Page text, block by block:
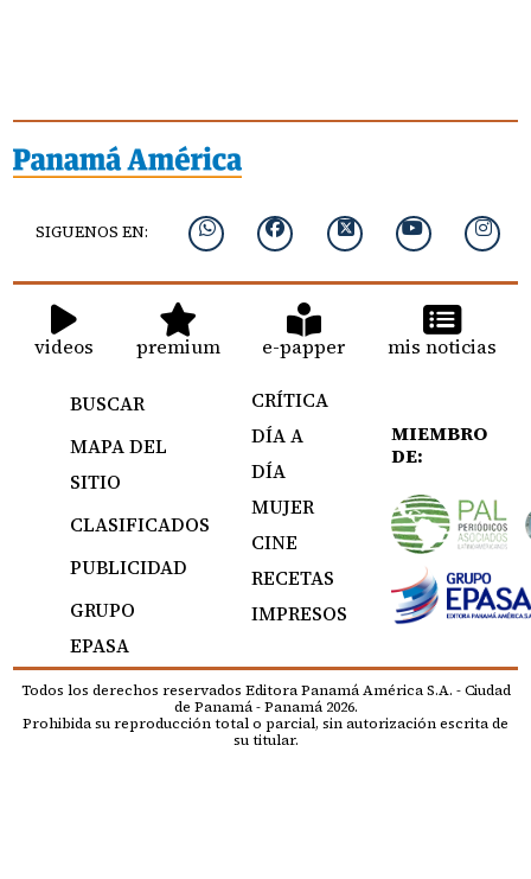
SIGUENOS EN:
videos premium e-papper mis noticias
BUSCAR
MAPA DEL
SITIO
CLASIFICADOS
PUBLICIDAD
GRUPO
EPASA
CRÍTICA
DÍA A
DÍA
MUJER
CINE
RECETAS
IMPRESOS
MIEMBRO
DE:
Todos los derechos reservados Editora Panamá América S.A. - Ciudad
de Panamá - Panamá 2026.
Prohibida su reproducción total o parcial, sin autorización escrita de
su titular.